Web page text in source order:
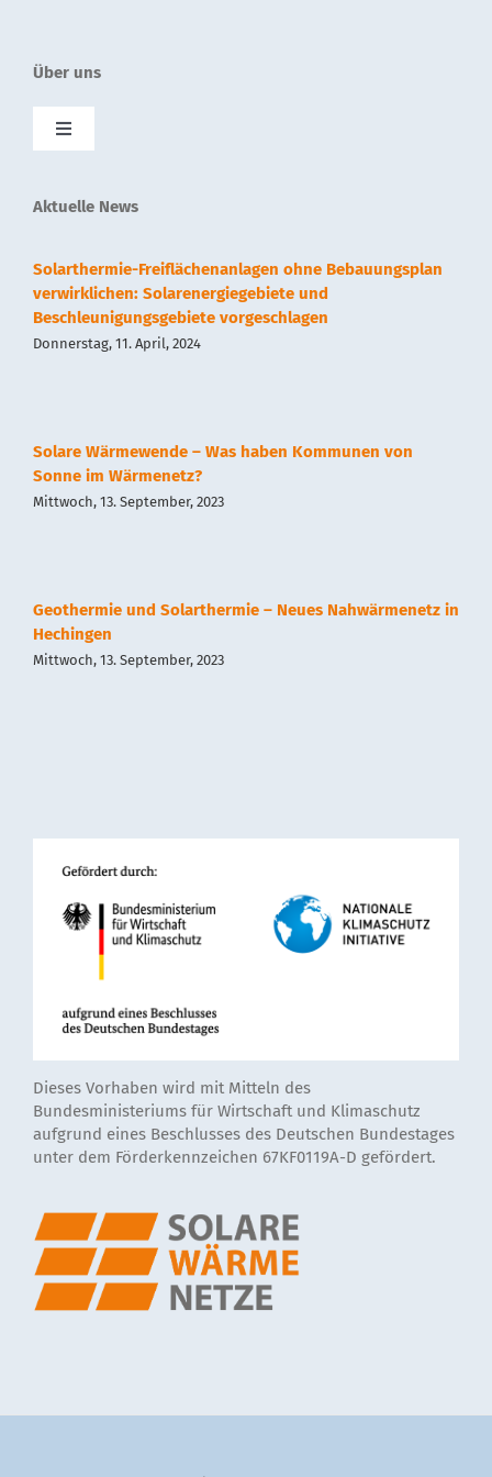
Über uns
Toggle
Presse
Datenschutz
Aktuelle News
Solarthermie-Freiflächenanlagen ohne Bebauungsplan
verwirklichen: Solarenergiegebiete und
Beschleunigungsgebiete vorgeschlagen
Donnerstag, 11. April, 2024
Solare Wärmewende – Was haben Kommunen von
Sonne im Wärmenetz?
Mittwoch, 13. September, 2023
Geothermie und Solarthermie – Neues Nahwärmenetz in
Hechingen
Mittwoch, 13. September, 2023
Dieses Vorhaben wird mit Mitteln des
Bundesministeriums für Wirtschaft und Klimaschutz
aufgrund eines Beschlusses des Deutschen Bundestages
unter dem Förderkennzeichen 67KF0119A-D gefördert.